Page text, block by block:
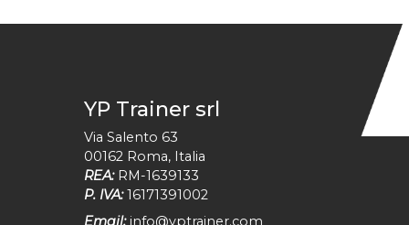
YP Trainer srl
Via Salento 63
00162 Roma, Italia
REA: RM-1639133
P. IVA: 16171391002
Email: info@yptrainer.com